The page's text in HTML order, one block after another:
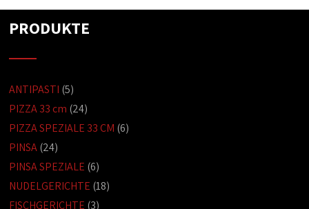
PRODUKTE
ANTIPASTI (5)
PIZZA 33 cm (24)
PIZZA SPEZIALE 33 CM (6)
PINSA(24)
PINSA SPEZIALE (6)
NUDELGERICHTE (18)
FISCHGERICHTE (3)